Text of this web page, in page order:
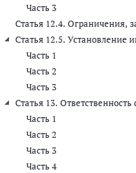
Часть 3
Статья 12.4. Ограничения,
Статья 12.5. Установление
Часть 1
Часть 2
Часть 3
Статья 13.
Часть 1
Часть 2
Часть 3
Часть 4